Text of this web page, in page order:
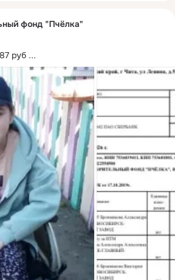
фонд "Пчёлка"
руб ...